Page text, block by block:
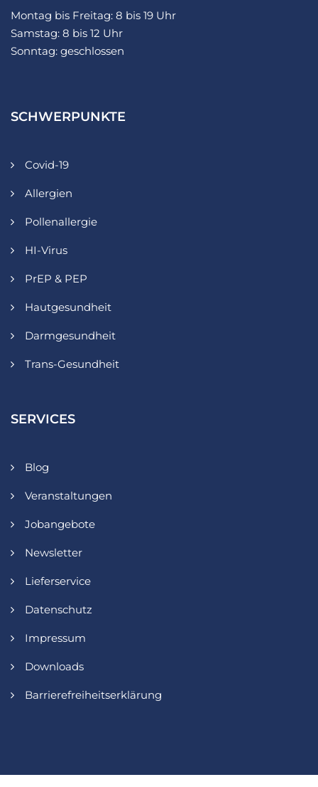
Montag bis Freitag: 8 bis 19 Uhr
Samstag: 8 bis 12 Uhr
Sonntag: geschlossen
SCHWERPUNKTE
Covid-19
Allergien
Pollenallergie
HI-Virus
PrEP & PEP
Hautgesundheit
Darmgesundheit
Trans-Gesundheit
SERVICES
Blog
Veranstaltungen
Jobangebote
Newsletter
Lieferservice
Datenschutz
Impressum
Downloads
Barrierefreiheitserklärung